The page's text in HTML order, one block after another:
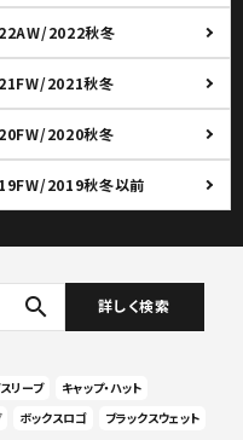
22AW/2022秋冬
21FW/2021秋冬
20FW/2020秋冬
19FW/2019秋冬以前
search 詳しく検索
リーブ
キャップ・ハット
ボックスロゴ ブラックスウェット